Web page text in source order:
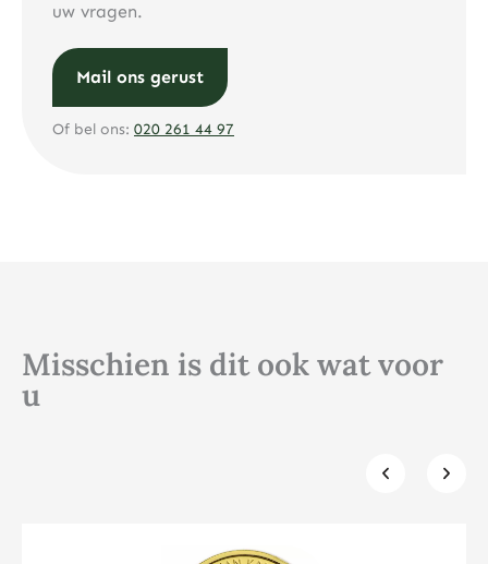
uw vragen.
Mail ons gerust
Of bel ons: 020 261 44 97
Misschien is dit ook wat voor
u
Klik hier